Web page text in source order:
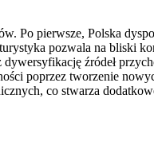
Po pierwsze, Polska
pozwala na bliski
źródeł
poprzez tworzenie
co stwarza